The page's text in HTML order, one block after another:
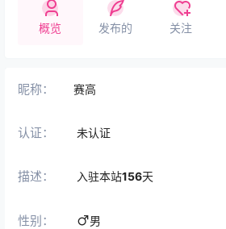
概览 发布的 关注
昵称： 赛高
认证： 未认证
描述： 入驻本站156天
性别： 男